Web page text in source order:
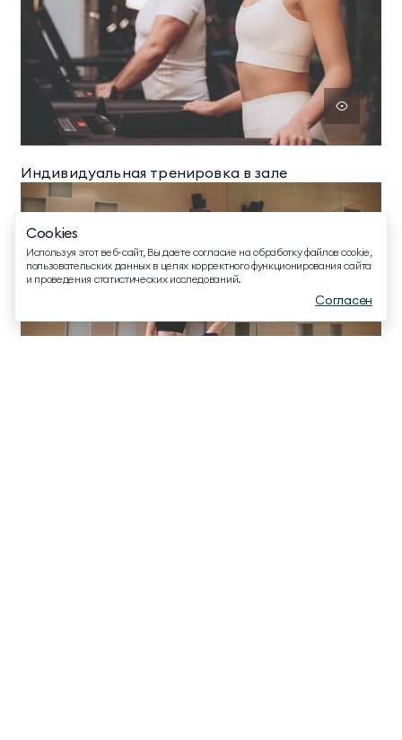
ТЕЛЕФОН ДЛЯ СВЯЗИ
8 800 500 13 28
ДОПОЛНИТЕЛЬНЫЙ ТЕЛЕФОН ДЛЯ СВЯЗИ
+74991107964
МЕССЕНДЖЕРЫ И СОЦ. СЕТИ
EMAIL ДЛЯ ВОПРОСОВ И ПОЖЕЛАНИЙ
info@mriyaresort.com
Индивидуальная тренировка в зале
Cookies
Используя этот веб-сайт, Вы даете согласие на обработку файлов cookie,
пользовательских данных в целях корректного функционирования сайта
и проведения статистических исследований.
Согласен